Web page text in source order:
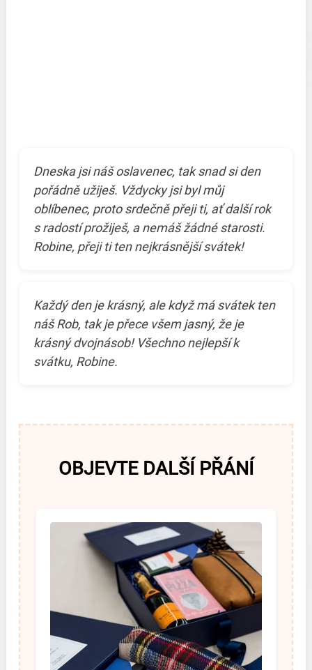
Dneska jsi náš oslavenec, tak snad si den
pořádně užiješ. Vždycky jsi byl můj
oblíbenec, proto srdečně přeji ti, ať další rok
s radostí prožiješ, a nemáš žádné starosti.
Robine, přeji ti ten nejkrásnější svátek!
Každý den je krásný, ale když má svátek ten
náš Rob, tak je přece všem jasný, že je
krásný dvojnásob! Všechno nejlepší k
svátku, Robine.
OBJEVTE DALŠÍ PŘÁNÍ